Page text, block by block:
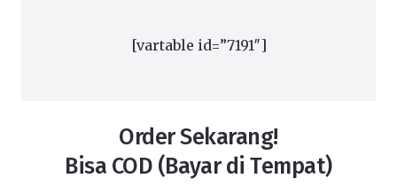
[vartable id=”7191″]
Order Sekarang!
Bisa COD (Bayar di Tempat)